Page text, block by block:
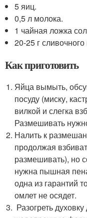
5 яиц.
0,5 л молока.
1 чайная ложка
20-25 г
Как приготовить
Яйца вымыть,
посуду (миску,
вилкой и слегка
Размешивать
Налить к
продолжая
размешивать), но
нужна пышная
одна из гарантий
омлет не осядет.
Разогреть